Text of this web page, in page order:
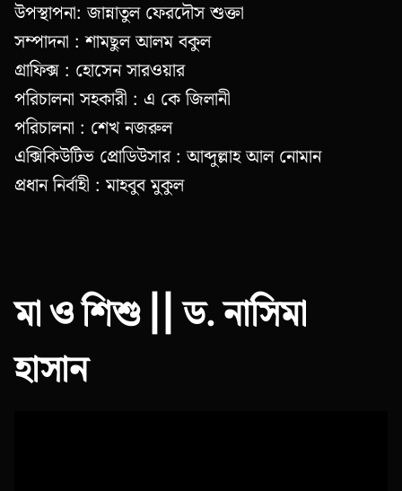
উপস্থাপনা: জান্নাতুল ফেরদৌস শুক্তা
সম্পাদনা : শামছুল আলম বকুল
গ্রাফিক্স : হোসেন সারওয়ার
পরিচালনা সহকারী : এ কে জিলানী
পরিচালনা : শেখ নজরুল
এক্সিকিউটিভ প্রোডিউসার : আব্দুল্লাহ আল নোমান
প্রধান নির্বাহী : মাহবুব মুকুল
মা ও শিশু || ড. নাসিমা
হাসান